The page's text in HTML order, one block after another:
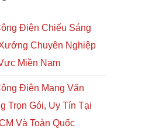
Điện Chiếu Sáng
Chuyên Nghiệp
Miền Nam
Điện Mạng Văn
Trọn Gói, Uy Tín Tại
Và Toàn Quốc